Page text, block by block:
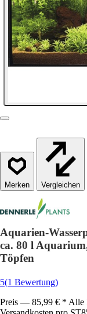
Vergleichen
Aquarien-
ca. 80 l
Töpfen
5(1 Bewertung)
Preis — 85,99 € * Alle